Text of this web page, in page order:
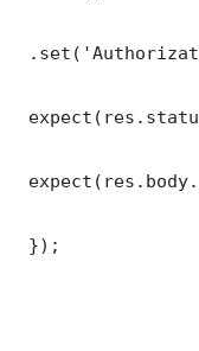
});